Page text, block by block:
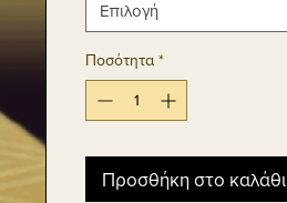
Επιλογή
Ποσότητα *
Προσθήκη στο καλάθι